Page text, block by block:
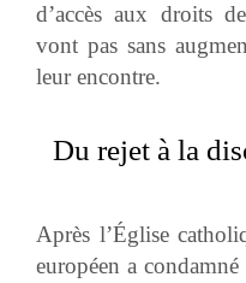
d’accès aux droits
vont pas sans
leur encontre.
Du rejet à la
Après l’Église
européen a